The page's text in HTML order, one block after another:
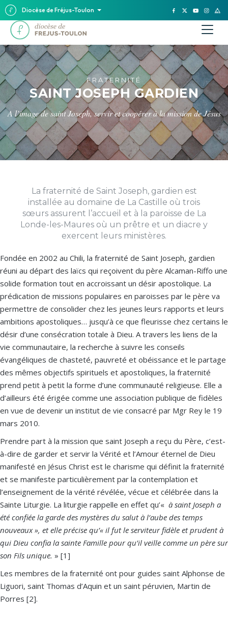
Diocèse de Fréjus-Toulon
FRATERNITÉ
SAINT JOSEPH GARDIEN
A l’image de saint Joseph, servir et coopérer à la mission de Jésus
La fraternité de Saint Joseph, gardien est
installée au domaine de La Castille où trois
sœurs assurent l’accueil et à la paroisse de La
Londe-les-Maures où un prêtre et un diacre y
exercent leurs ministères.
Fondée en 2002 au Chili, la fraternité de Saint Joseph, gardien
réuni au départ des laïcs qui reçoivent du père Alcaman-Riffo une
solide formation tout en accroissant un désir apostolique. La
prédication de missions populaires en paroisses par le père va
permettre de consolider chez les jeunes leurs rapports et leurs
ambitions apostoliques… jusqu’à ce que fleurisse chez certains le
désir d’une consécration totale à Dieu. A travers les liens de la
vie communautaire, la recherche à suivre les conseils
évangéliques de chasteté, pauvreté et obéissance et le partage
des mêmes objectifs spirituels et apostoliques, la fraternité
prend petit à petit la forme d’une communauté religieuse. Elle a
d’ailleurs été érigée comme une association publique de fidèles
en vue de devenir un institut de vie consacré par Mgr Rey le 19
mars 2010.
Prendre part à la mission que saint Joseph a reçu du Père, c’est-
à-dire de garder et servir la Vérité et l’Amour éternel de Dieu
manifesté en Jésus Christ est le charisme qui définit la fraternité
et se manifeste particulièrement par la contemplation et
l’enseignement de la vérité révélée, vécue et célébrée dans la
Sainte Liturgie. La liturgie rappelle en effet qu’« à saint Joseph a
été confiée la garde des mystères du salut à l’aube des temps
nouveaux », et elle précise qu’« il fut le serviteur fidèle et prudent à
qui Dieu confia la sainte Famille pour qu’il veille comme un père sur
son Fils unique. » [1]
Les membres de la fraternité ont pour guides saint Alphonse de
Liguori, saint Thomas d’Aquin et un saint péruvien, Martin de
Porres [2].